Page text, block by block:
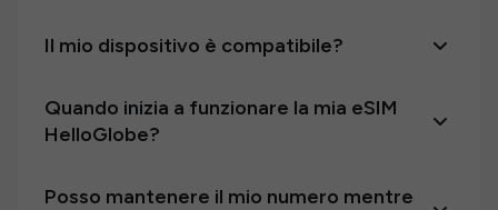
Il mio dispositivo è compatibile?
Quando inizia a funzionare la mia eSIM
HelloGlobe?
Posso mantenere il mio numero mentre